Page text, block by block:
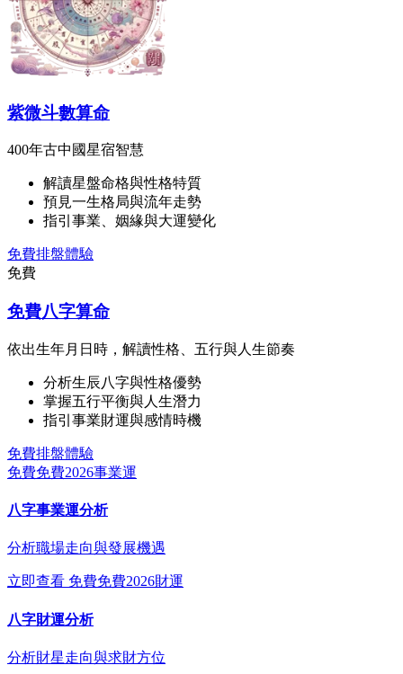
紫微斗數算命
400年古中國星宿智慧
解讀星盤命格與性格特質
預見一生格局與流年走勢
指引事業、姻緣與大運變化
免費排盤體驗
免費
免費八字算命
依出生年月日時，解讀性格、五行與人生節奏
分析生辰八字與性格優勢
掌握五行平衡與人生潛力
指引事業財運與感情時機
免費排盤體驗
免費免費2026事業運
八字事業運分析
分析職場走向與發展機遇
立即查看 免費免費2026財運
八字財運分析
分析財星走向與求財方位